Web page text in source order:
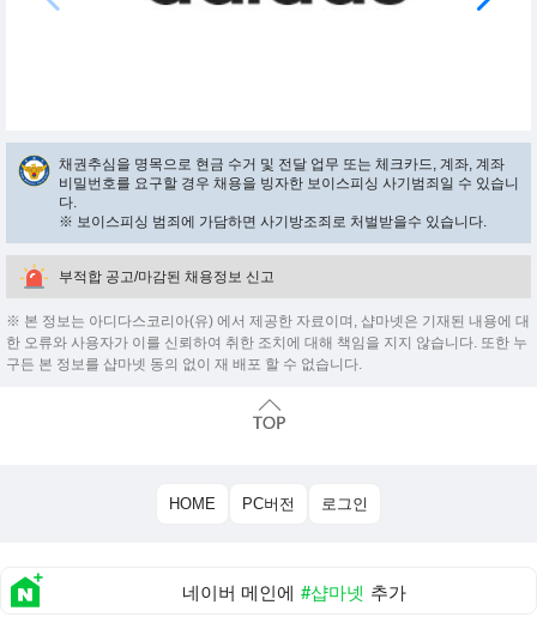
채권추심을 명목으로 현금 수거 및 전달 업무 또는 체크카드, 계좌, 계좌
비밀번호를 요구할 경우 채용을 빙자한 보이스피싱 사기범죄일 수 있습니
다.
※ 보이스피싱 범죄에 가담하면 사기방조죄로 처벌받을수 있습니다.
부적합 공고/마감된 채용정보 신고
※ 본 정보는 아디다스코리아(유) 에서 제공한 자료이며, 샵마넷은 기재된 내용에 대
한 오류와 사용자가 이를 신뢰하여 취한 조치에 대해 책임을 지지 않습니다. 또한 누
구든 본 정보를 샵마넷 동의 없이 재 배포 할 수 없습니다.
HOME PC버전 로그인
네이버 메인에 #샵마넷 추가